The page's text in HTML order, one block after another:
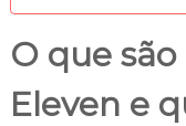
O que são
Eleven e